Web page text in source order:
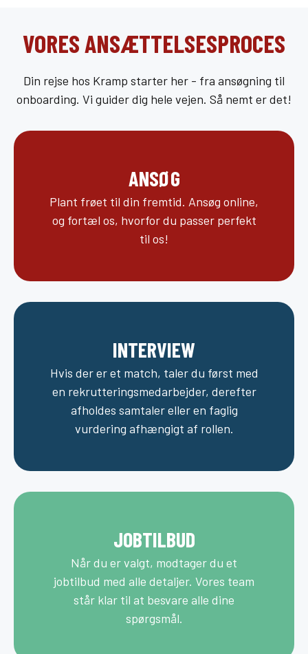
VORES ANSÆTTELSESPROCES
Din rejse hos Kramp starter her - fra ansøgning til
onboarding. Vi guider dig hele vejen. Så nemt er det!
ANSØG
Plant frøet til din fremtid. Ansøg online,
og fortæl os, hvorfor du passer perfekt
til os!
INTERVIEW
Hvis der er et match, taler du først med
en rekrutteringsmedarbejder, derefter
afholdes samtaler eller en faglig
vurdering afhængigt af rollen.
JOBTILBUD
Når du er valgt, modtager du et
jobtilbud med alle detaljer. Vores team
står klar til at besvare alle dine
spørgsmål.